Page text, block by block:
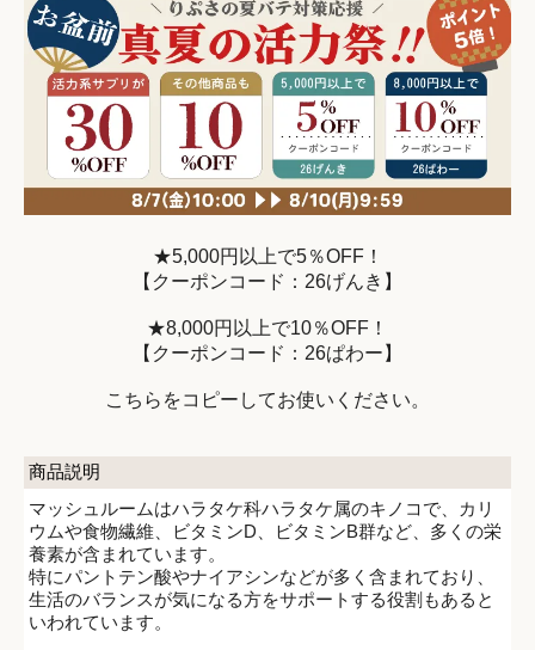
★5,000円以上で5％OFF！
【クーポンコード：26げんき】
★8,000円以上で10％OFF！
【クーポンコード：26ぱわー】
こちらをコピーしてお使いください。
商品説明
マッシュルームはハラタケ科ハラタケ属のキノコで、カリ
ウムや食物繊維、ビタミンD、ビタミンB群など、多くの栄
養素が含まれています。
特にパントテン酸やナイアシンなどが多く含まれており、
生活のバランスが気になる方をサポートする役割もあると
いわれています。